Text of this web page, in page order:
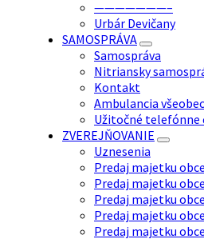
———————–
Urbár Devičany
SAMOSPRÁVA
Samospráva
Nitriansky
Kontakt
Ambulancia
Užitočné telefónne
ZVEREJŇOVANIE
Uznesenia
Predaj majetku
Predaj majetku
Predaj majetku
Predaj majetku
Predaj majetku